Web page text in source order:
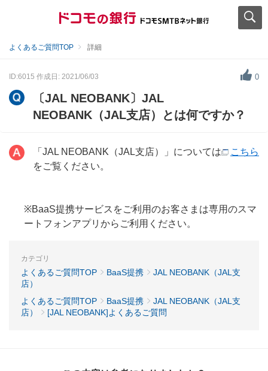
よくあるご質問TOP 詳細
ID:6015 作成日: 2021/06/03 0
〔JAL NEOBANK〕JAL
NEOBANK（JAL支店）とは何ですか？
「JAL NEOBANK（JAL支店）」については
こちら
をご覧ください。
※BaaS提携サービスをご利用のお客さまは専用のスマ
ートフォンアプリからご利用ください。
カテゴリ
よくあるご質問TOP BaaS提携
JAL NEOBANK（JAL支
店）
よくあるご質問TOP
BaaS提携
JAL NEOBANK（JAL支
店）
[JAL NEOBANK]よくあるご質問